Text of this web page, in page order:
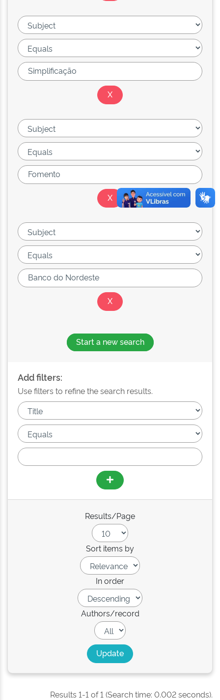
Start a new search
Add filters:
Use filters to refine the search results.
Results/Page
Sort items by
In order
Authors/record
Results 1-1 of 1 (Search time: 0.002 seconds).